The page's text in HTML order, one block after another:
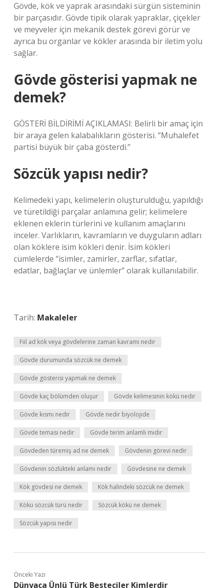
Gövde, kök ve yaprak arasındaki sürgün sisteminin
bir parçasıdır. Gövde tipik olarak yapraklar, çiçekler
ve meyveler için mekanik destek görevi görür ve
ayrıca bu organlar ve kökler arasında bir iletim yolu
sağlar.
Gövde gösterisi yapmak ne
demek?
GÖSTERİ BİLDİRİMİ AÇIKLAMASI: Belirli bir amaç için
bir araya gelen kalabalıkların gösterisi. “Muhalefet
partisi büyük bir çaba gösterdi.”
Sözcük yapısı nedir?
Kelimedeki yapı, kelimelerin oluşturulduğu, yapıldığı
ve türetildiği parçalar anlamına gelir; kelimelere
eklenen eklerin türlerini ve kullanım amaçlarını
inceler. Varlıkların, kavramların ve duyguların adları
olan köklere isim kökleri denir. İsim kökleri
cümlelerde “isimler, zamirler, zarflar, sıfatlar,
edatlar, bağlaçlar ve ünlemler” olarak kullanılabilir.
Tarih: Makaleler
Fiil ad kök veya gövdelerine zaman kavramı nedir
Gövde durumunda sözcük ne demek
Gövde gösterisi yapmak ne demek
Gövde kaç bölümden oluşur Gövde kelimesinin kökü nedir
Gövde kısmı nedir Gövde nedir biyolojide
Gövde teması nedir Gövde terim anlamlı mıdır
Gövdeden türemiş ad ne demek Gövdenin görevi nedir
Gövdenin sözlükteki anlamı nedir Gövdesine ne demek
Kök gövdesi ne demek Kök halindeki sözcük ne demek
Kökü sözcük türü nedir Sözcük kökü ne demek
Sözcük yapısı nedir
Önceki Yazı
Dünyaca Ünlü Türk Besteciler Kimlerdir